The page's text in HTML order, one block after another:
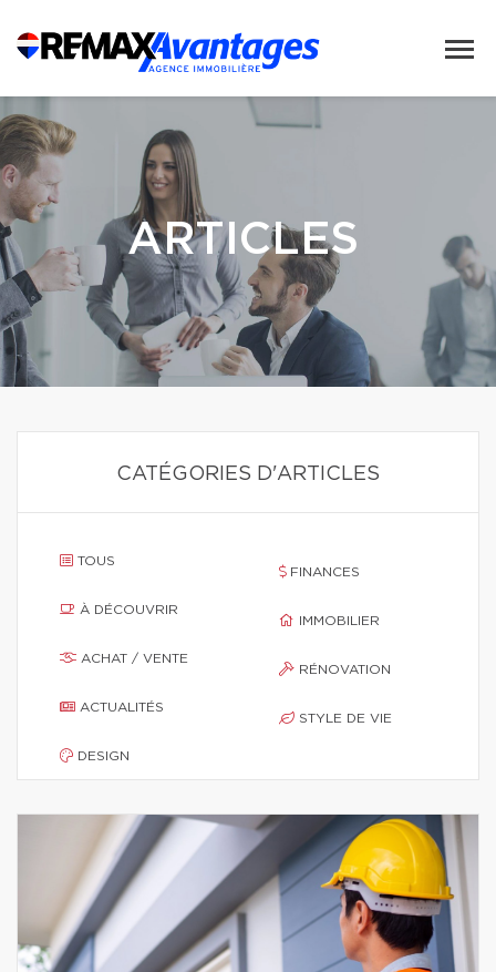
ARTICLES
CATÉGORIES D'ARTICLES
TOUS
À DÉCOUVRIR
ACHAT / VENTE
ACTUALITÉS
DESIGN
FINANCES
IMMOBILIER
RÉNOVATION
STYLE DE VIE